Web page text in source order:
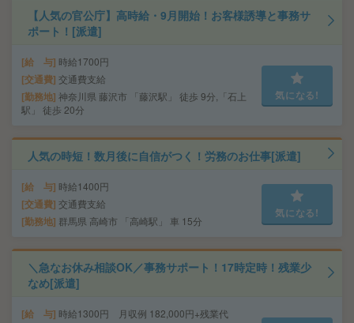
【人気の官公庁】高時給・9月開始！お客様誘導と事務サ
ポート！[派遣]
給 与 時給1700円
交通費 交通費支給
勤務地 神奈川県 藤沢市 「藤沢駅」 徒歩 9分,「石上
駅」 徒歩 20分
気になる!
人気の時短！数月後に自信がつく！労務のお仕事[派遣]
給 与 時給1400円
交通費 交通費支給
勤務地 群馬県 高崎市 「高崎駅」 車 15分
気になる!
＼急なお休み相談OK／事務サポート！17時定時！残業少
なめ[派遣]
給 与 時給1300円 月収例 182,000円+残業代